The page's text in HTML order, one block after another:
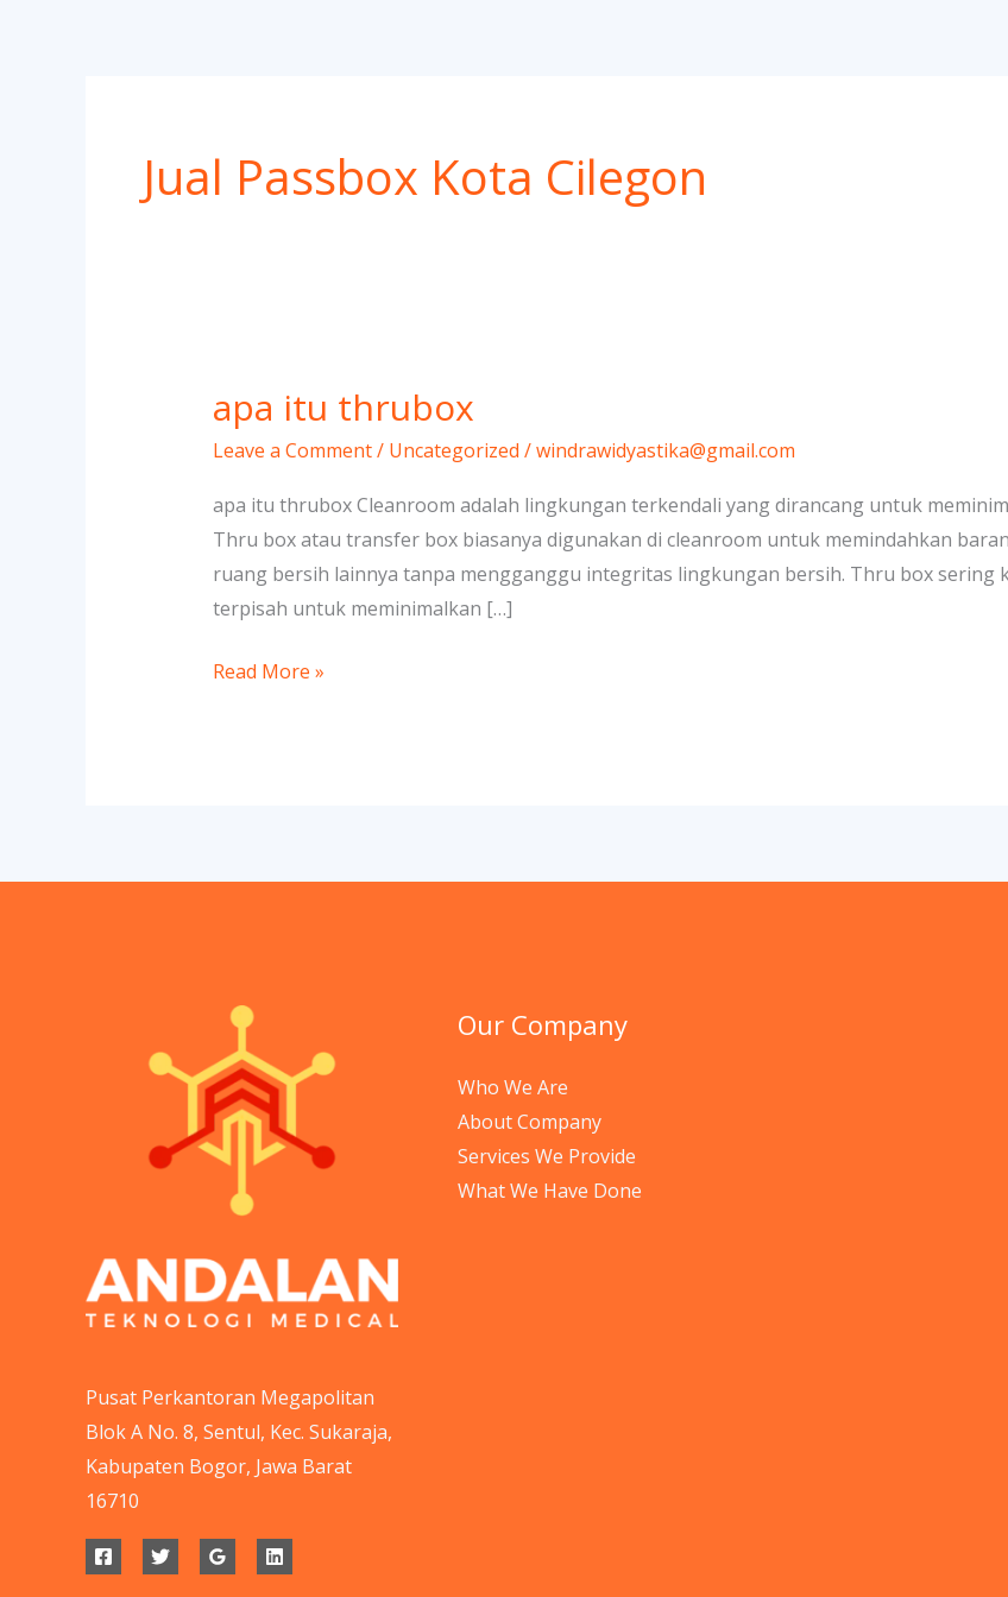
Jual Passbox Kota Cilegon
apa itu thrubox
Leave a Comment/ Uncategorized /windrawidyastika@gmail.com
apa itu thrubox Cleanroom adalah lingkungan terkendali yang dirancang untuk
Thru box atau transfer box biasanya digunakan di cleanroom untuk memindahkan
ruang bersih lainnya tanpa mengganggu integritas lingkungan bersih. Thru box sering
terpisah untuk meminimalkan […]
apa
Read More »
Pusat Perkantoran Megapolitan
Blok A No. 8, Sentul, Kec. Sukaraja,
Kabupaten Bogor, Jawa Barat
16710
Our Company
Who We Are
About Company
Services We Provide
What We Have Done